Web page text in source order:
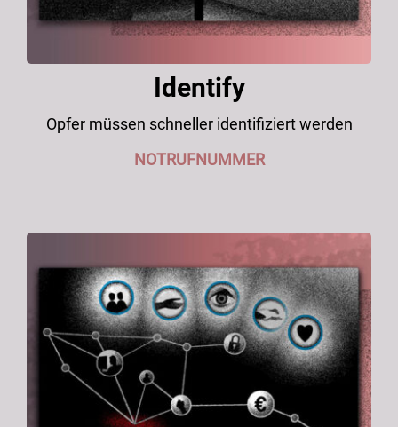
Identify
Opfer müssen schneller identifiziert werden
NOTRUFNUMMER